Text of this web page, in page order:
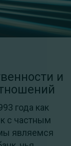
и
года как
с частным
являемся